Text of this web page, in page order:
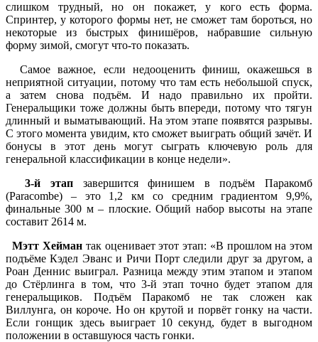
слишком трудный, но он покажет, у кого есть форма.
Спринтер, у которого формы нет, не сможет там бороться, но
некоторые из быстрых финишёров, набравшие сильную
форму зимой, смогут что-то показать.
Самое важное, если недооценить финиш, окажешься в
неприятной ситуации, потому что там есть небольшой спуск,
а затем снова подъём. И надо правильно их пройти.
Генеральщики тоже должны быть впереди, потому что тягун
длинный и выматывающий. На этом этапе появятся разрывы.
С этого момента увидим, кто сможет выиграть общий зачёт. И
бонусы в этот день могут сыграть ключевую роль для
генеральной классификации в конце недели».
3-й этапзавершится финишем в подъём Паракомб
(Paracombe) – это 1,2 км со средним градиентом 9,9%,
финальные 300 м – плоские. Общий набор высоты на этапе
составит 2614 м.
Мэтт Хейман так оценивает этот этап: «В прошлом на этом
подъёме Кэдел Эванс и Ричи Порт следили друг за другом, а
Роан Деннис выиграл. Разница между этим этапом и этапом
до Стёрлинга в том, что 3-й этап точно будет этапом для
генеральщиков. Подъём Паракомб не так сложен как
Виллунга, он короче. Но он крутой и порвёт гонку на части.
Если гонщик здесь выиграет 10 секунд, будет в выгодном
положении в оставшуюся часть гонки.